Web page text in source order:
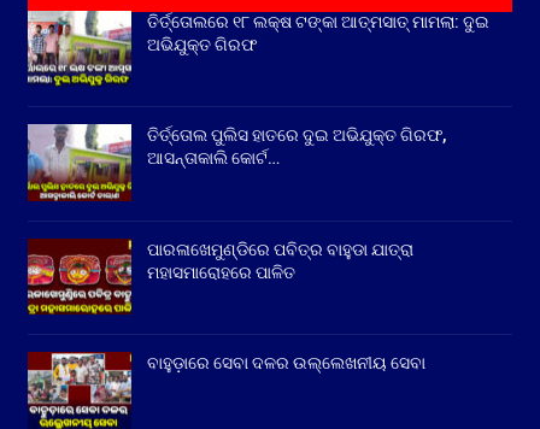
ତିର୍ତ୍ତୋଲରେ ୧୮ ଲକ୍ଷ ଟଙ୍କା ଆତ୍ମସାତ୍ ମାମଲା: ଦୁଇ
ଅଭିଯୁକ୍ତ ଗିରଫ
ତିର୍ତ୍ତୋଲ ପୁଲିସ ହାତରେ ଦୁଇ ଅଭିଯୁକ୍ତ ଗିରଫ,
ଆସନ୍ତାକାଲି କୋର୍ଟ…
ପାରଳାଖେମୁଣ୍ଡିରେ ପବିତ୍ର ବାହୁଡା ଯାତ୍ରା
ମହାସମାରୋହରେ ପାଳିତ
ବାହୁଡ଼ାରେ ସେବା ଦଳର ଉଲ୍ଲେଖନୀୟ ସେବା